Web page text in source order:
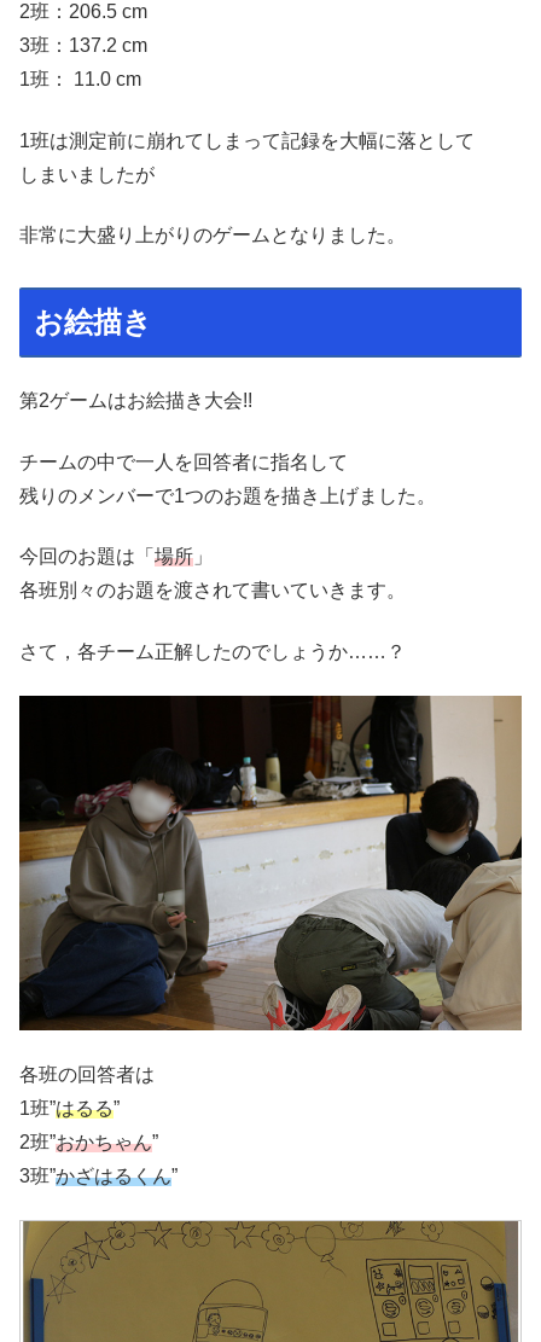
2班：206.5 cm
3班：137.2 cm
1班： 11.0 cm
1班は測定前に崩れてしまって記録を大幅に落として
しまいましたが
非常に大盛り上がりのゲームとなりました。
お絵描き
第2ゲームはお絵描き大会!!
チームの中で一人を回答者に指名して
残りのメンバーで1つのお題を描き上げました。
今回のお題は「 場所 」
各班別々のお題を渡されて書いていきます。
さて，各チーム正解したのでしょうか……？
各班の回答者は
1班”はるる”
2班”おかちゃん”
3班”かざはるくん”